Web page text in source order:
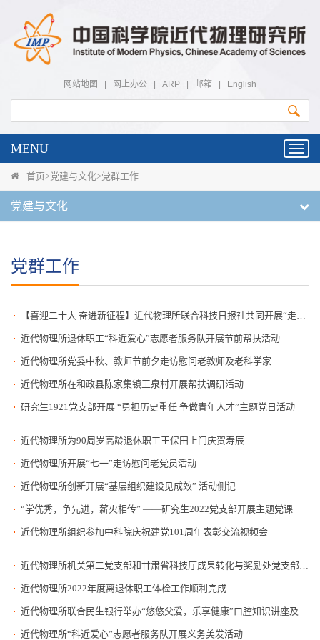
网站地图 网上办公 ARP 邮箱 English
MENU
首页>党建与文化>党群工作
党建与文化
党群工作
【喜迎二十大 奋进新征程】近代物理所联合科技日报社共同开展“走进大科学装置 共度二十大时光...
近代物理所退休职工“科近爱心”志愿者服务队开展节前帮扶活动
近代物理所党委中秋、教师节前夕走访慰问老教师及老科学家
近代物理所在和政县陈家集镇王泉村开展帮扶调研活动
研究生1921党支部开展 “勇担历史重任 争做青年人才”主题党日活动
近代物理所为90周岁高龄退休职工王保田上门庆贺寿辰
近代物理所开展“七一”走访慰问老党员活动
近代物理所创新开展“基层组织建设见成效” 活动侧记
“学优秀，争先进，薪火相传” ——研究生2022党支部开展主题党课
近代物理所组织参加中科院庆祝建党101周年表彰交流视频会
近代物理所机关第二党支部和甘肃省科技厅成果转化与奖励处党支部联合学习党课及开展“科技创新”主题党日
近代物理所2022年度离退休职工体检工作顺利完成
近代物理所联合民生银行举办“悠悠父爱，乐享健康”口腔知识讲座及义诊活动
近代物理所“科近爱心”志愿者服务队开展义务美发活动